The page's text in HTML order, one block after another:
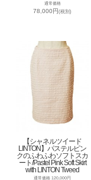
通常価格
78,000円(税別)
【シャネルツイード
LINTON】パステルピン
クのふわふわソフトスカ
ート/Pastel Pink Soft Skirt
with LINTON Tweed
通常価格 120,000円